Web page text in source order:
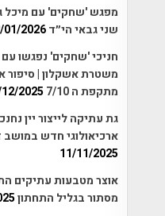
מפגש 'שחקים' עם מיכל
שני גבאי הי״ד01/2026
חניכי 'שחקים' נפגשו עם
משטרת אשקלון | סיפור
מתקפת ה 7/10
2025
גת עתיקה לייצור יין
ארכיאולוגי חדש
11/11/2025
אוצר מטבעות עתיקים
מסתור בגליל התחתון